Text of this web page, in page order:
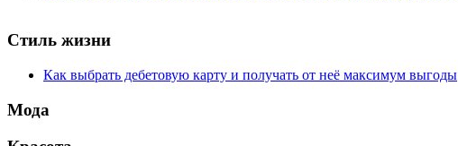
Стиль жизни
Как выбрать дебетовую карту и получать от неё максимум выгоды
Мода